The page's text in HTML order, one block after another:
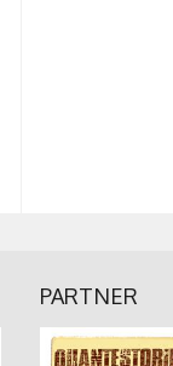
PARTNER